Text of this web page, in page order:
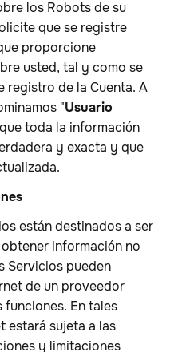
los Robots de su
que se registre
proporcione
usted, tal y como se
registro de la Cuenta. A
"Usuario
toda la información
y exacta y que
están destinados a ser
información no
Servicios pueden
de un proveedor
En tales
estará sujeta a las
y limitaciones